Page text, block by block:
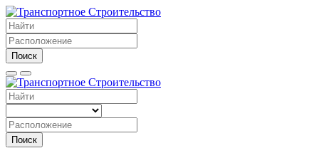
Поиск
Поиск